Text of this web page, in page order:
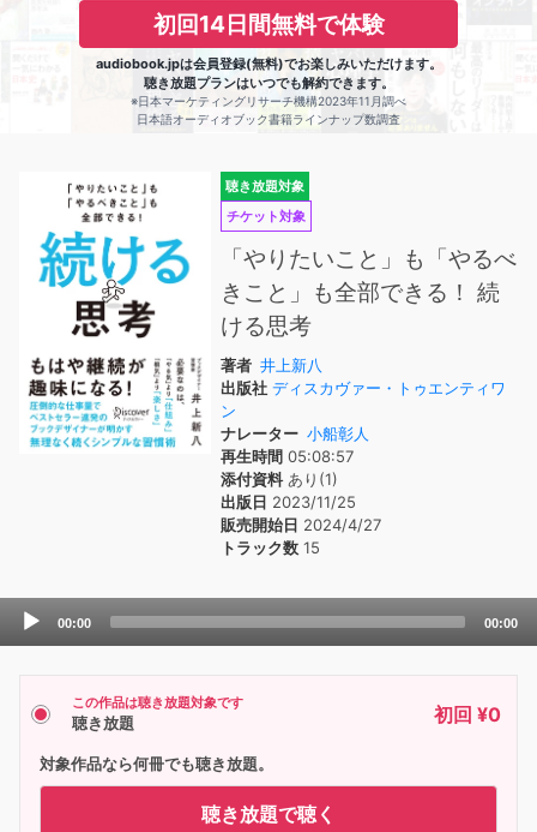
初回14日間無料で体験
audiobook.jpは会員登録(無料)でお楽しみいただけます。
聴き放題プランはいつでも解約できます。
※日本マーケティングリサーチ機構2023年11月調べ
日本語オーディオブック書籍ラインナップ数調査
聴き放題対象
チケット対象
「やりたいこと」も「やるべ
きこと」も全部できる！ 続
ける思考
著者 井上新八
出版社 ディスカヴァー・トゥエンティワ
ン
ナレーター 小船彰人
再生時間 05:08:57
添付資料あり(1)
出版日 2023/11/25
販売開始日 2024/4/27
トラック数 15
Audio
00:00 00:00
この作品は聴き放題対象です
聴き放題 初回 ¥0
対象作品なら何冊でも聴き放題。
聴き放題で聴く